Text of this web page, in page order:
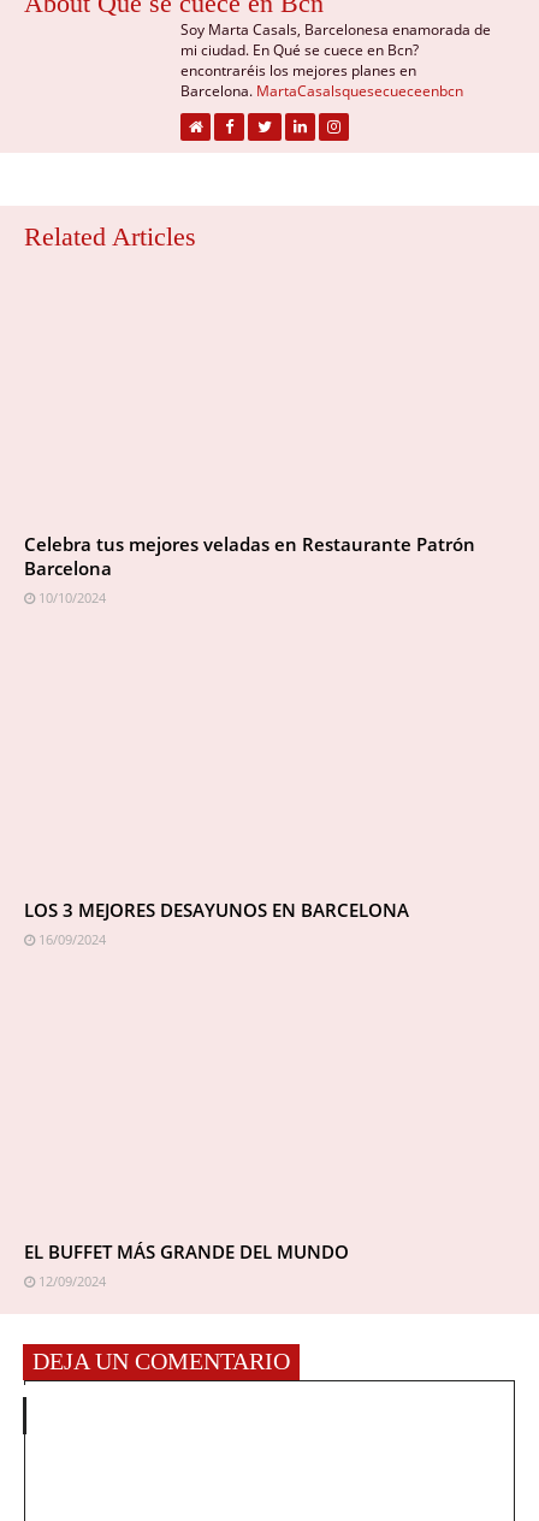
Soy Marta Casals, Barcelonesa enamorada de
mi ciudad. En Qué se cuece en Bcn?
encontraréis los mejores planes en
Barcelona. MartaCasalsquesecueceenbcn
Related Articles
Celebra tus mejores veladas en Restaurante Patrón
Barcelona
10/10/2024
LOS 3 MEJORES DESAYUNOS EN BARCELONA
16/09/2024
EL BUFFET MÁS GRANDE DEL MUNDO
12/09/2024
DEJA UN COMENTARIO